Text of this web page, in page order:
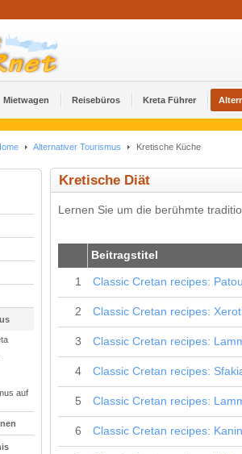
Mietwagen Reisebüros Kreta Führer
Alternativer Tourismus Kretische Küche
auf
Kretische Diät
Lernen Sie um die berühmte
Beitragstitel
1 Classic Cretan recipes:
2 Classic Cretan recipes:
3 Classic Cretan recipes:
4 Classic Cretan recipes:
5 Classic Cretan recipes:
6 Classic Cretan recipes: